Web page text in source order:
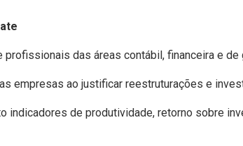
profissionais das áreas contábil, financeira e de
empresas ao justificar reestruturações e
indicadores de produtividade, retorno sobre